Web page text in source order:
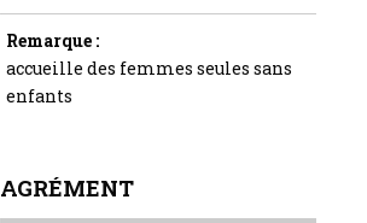
Remarque :
accueille des femmes seules sans
enfants
AGRÉMENT